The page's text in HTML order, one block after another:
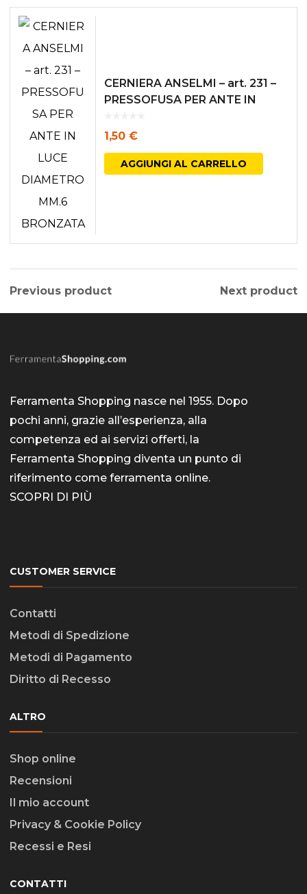
CERNIERA ANSELMI – art. 231 –
PRESSOFUSA PER ANTE IN
BRONZATA
1,50 €
AGGIUNGI AL CARRELLO
Previous product Next product
Ferramenta Shopping nasce nel 1955. Dopo
pochi anni, grazie all’esperienza, alla
competenza ed ai servizi offerti, la
Ferramenta Shopping diventa un punto di
riferimento come ferramenta online.
SCOPRI DI PIÙ
CUSTOMER SERVICE
Contatti
Metodi di Spedizione
Metodi di Pagamento
Diritto di Recesso
ALTRO
Shop online
Recensioni
Il mio account
Privacy & Cookie Policy
Recessi e Resi
CONTATTI